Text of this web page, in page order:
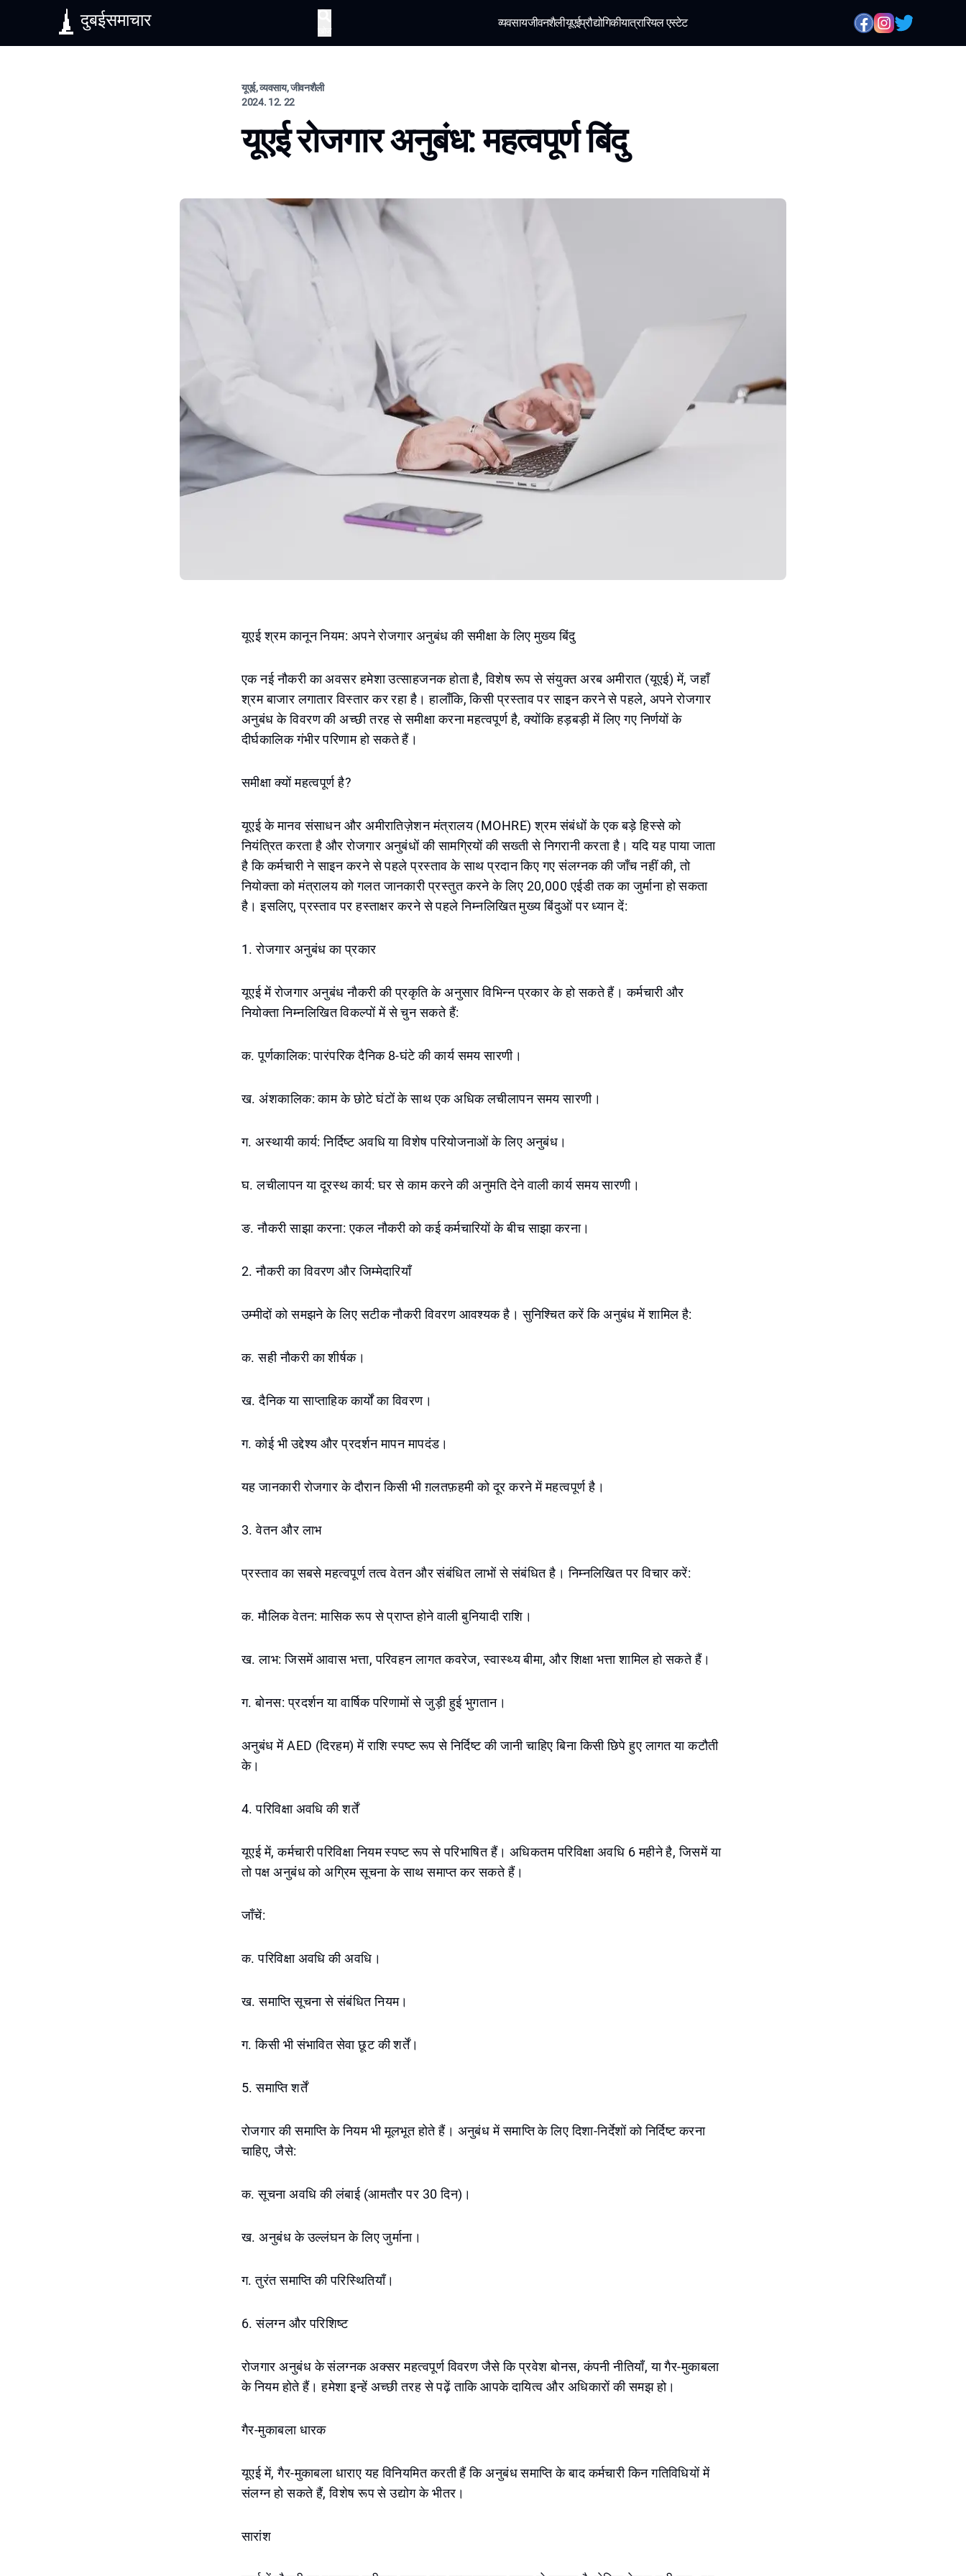
दुबईसमाचार व्यवसायजीवनशैलीयूएईप्रौद्योगिकीयात्रारियल एस्टेट
यूएई, व्यवसाय, जीवनशैली
2024. 12. 22
यूएई रोजगार अनुबंध: महत्वपूर्ण बिंदु
यूएई श्रम कानून नियम: अपने रोजगार अनुबंध की समीक्षा के लिए मुख्य बिंदु
एक नई नौकरी का अवसर हमेशा उत्साहजनक होता है, विशेष रूप से संयुक्त अरब अमीरात (यूएई) में, जहाँ
श्रम बाजार लगातार विस्तार कर रहा है। हालाँकि, किसी प्रस्ताव पर साइन करने से पहले, अपने रोजगार
अनुबंध के विवरण की अच्छी तरह से समीक्षा करना महत्वपूर्ण है, क्योंकि हड़बड़ी में लिए गए निर्णयों के
दीर्घकालिक गंभीर परिणाम हो सकते हैं।
समीक्षा क्यों महत्वपूर्ण है?
यूएई के मानव संसाधन और अमीरातिज़ेशन मंत्रालय (MOHRE) श्रम संबंधों के एक बड़े हिस्से को
नियंत्रित करता है और रोजगार अनुबंधों की सामग्रियों की सख्ती से निगरानी करता है। यदि यह पाया जाता
है कि कर्मचारी ने साइन करने से पहले प्रस्ताव के साथ प्रदान किए गए संलग्नक की जाँच नहीं की, तो
नियोक्ता को मंत्रालय को गलत जानकारी प्रस्तुत करने के लिए 20,000 एईडी तक का जुर्माना हो सकता
है। इसलिए, प्रस्ताव पर हस्ताक्षर करने से पहले निम्नलिखित मुख्य बिंदुओं पर ध्यान दें:
1. रोजगार अनुबंध का प्रकार
यूएई में रोजगार अनुबंध नौकरी की प्रकृति के अनुसार विभिन्न प्रकार के हो सकते हैं। कर्मचारी और
नियोक्ता निम्नलिखित विकल्पों में से चुन सकते हैं:
क. पूर्णकालिक: पारंपरिक दैनिक 8-घंटे की कार्य समय सारणी।
ख. अंशकालिक: काम के छोटे घंटों के साथ एक अधिक लचीलापन समय सारणी।
ग. अस्थायी कार्य: निर्दिष्ट अवधि या विशेष परियोजनाओं के लिए अनुबंध।
घ. लचीलापन या दूरस्थ कार्य: घर से काम करने की अनुमति देने वाली कार्य समय सारणी।
ङ. नौकरी साझा करना: एकल नौकरी को कई कर्मचारियों के बीच साझा करना।
2. नौकरी का विवरण और जिम्मेदारियाँ
उम्मीदों को समझने के लिए सटीक नौकरी विवरण आवश्यक है। सुनिश्चित करें कि अनुबंध में शामिल है:
क. सही नौकरी का शीर्षक।
ख. दैनिक या साप्ताहिक कार्यों का विवरण।
ग. कोई भी उद्देश्य और प्रदर्शन मापन मापदंड।
यह जानकारी रोजगार के दौरान किसी भी ग़लतफ़हमी को दूर करने में महत्वपूर्ण है।
3. वेतन और लाभ
प्रस्ताव का सबसे महत्वपूर्ण तत्व वेतन और संबंधित लाभों से संबंधित है। निम्नलिखित पर विचार करें:
क. मौलिक वेतन: मासिक रूप से प्राप्त होने वाली बुनियादी राशि।
ख. लाभ: जिसमें आवास भत्ता, परिवहन लागत कवरेज, स्वास्थ्य बीमा, और शिक्षा भत्ता शामिल हो सकते हैं।
ग. बोनस: प्रदर्शन या वार्षिक परिणामों से जुड़ी हुई भुगतान।
अनुबंध में AED (दिरहम) में राशि स्पष्ट रूप से निर्दिष्ट की जानी चाहिए बिना किसी छिपे हुए लागत या कटौती
के।
4. परिविक्षा अवधि की शर्तें
यूएई में, कर्मचारी परिविक्षा नियम स्पष्ट रूप से परिभाषित हैं। अधिकतम परिविक्षा अवधि 6 महीने है, जिसमें या
तो पक्ष अनुबंध को अग्रिम सूचना के साथ समाप्त कर सकते हैं।
जाँचें:
क. परिविक्षा अवधि की अवधि।
ख. समाप्ति सूचना से संबंधित नियम।
ग. किसी भी संभावित सेवा छूट की शर्तें।
5. समाप्ति शर्तें
रोजगार की समाप्ति के नियम भी मूलभूत होते हैं। अनुबंध में समाप्ति के लिए दिशा-निर्देशों को निर्दिष्ट करना
चाहिए, जैसे:
क. सूचना अवधि की लंबाई (आमतौर पर 30 दिन)।
ख. अनुबंध के उल्लंघन के लिए जुर्माना।
ग. तुरंत समाप्ति की परिस्थितियाँ।
6. संलग्न और परिशिष्ट
रोजगार अनुबंध के संलग्नक अक्सर महत्वपूर्ण विवरण जैसे कि प्रवेश बोनस, कंपनी नीतियाँ, या गैर-मुकाबला
के नियम होते हैं। हमेशा इन्हें अच्छी तरह से पढ़ें ताकि आपके दायित्व और अधिकारों की समझ हो।
गैर-मुकाबला धारक
यूएई में, गैर-मुकाबला धाराए यह विनियमित करती हैं कि अनुबंध समाप्ति के बाद कर्मचारी किन गतिविधियों में
संलग्न हो सकते हैं, विशेष रूप से उद्योग के भीतर।
सारांश